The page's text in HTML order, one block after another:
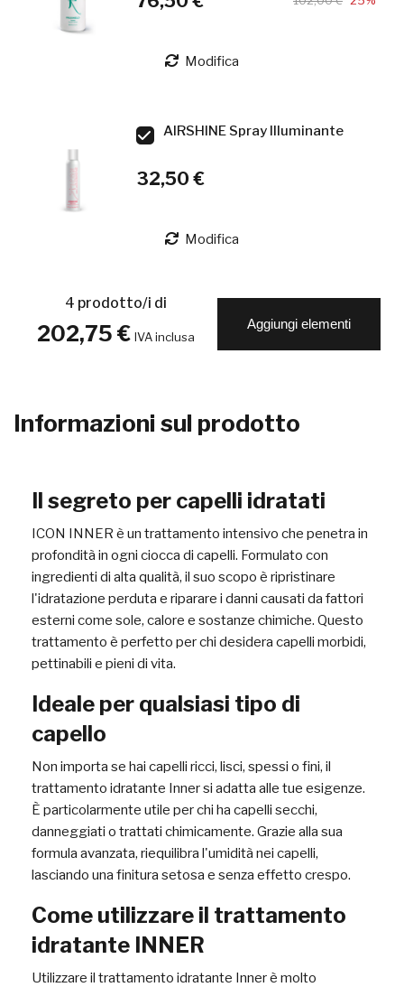
Modifica
AIRSHINE Spray Illuminante
32,50 €
Modifica
4 prodotto/i di
202,75 € IVA inclusa
Aggiungi elementi
Informazioni sul prodotto
Il segreto per capelli idratati
ICON INNER è un trattamento intensivo che penetra in
profondità in ogni ciocca di capelli. Formulato con
ingredienti di alta qualità, il suo scopo è ripristinare
l'idratazione perduta e riparare i danni causati da fattori
esterni come sole, calore e sostanze chimiche. Questo
trattamento è perfetto per chi desidera capelli morbidi,
pettinabili e pieni di vita.
Ideale per qualsiasi tipo di
capello
Non importa se hai capelli ricci, lisci, spessi o fini, il
trattamento idratante Inner si adatta alle tue esigenze.
È particolarmente utile per chi ha capelli secchi,
danneggiati o trattati chimicamente. Grazie alla sua
formula avanzata, riequilibra l'umidità nei capelli,
lasciando una finitura setosa e senza effetto crespo.
Come utilizzare il trattamento
idratante INNER
Utilizzare il trattamento idratante Inner è molto